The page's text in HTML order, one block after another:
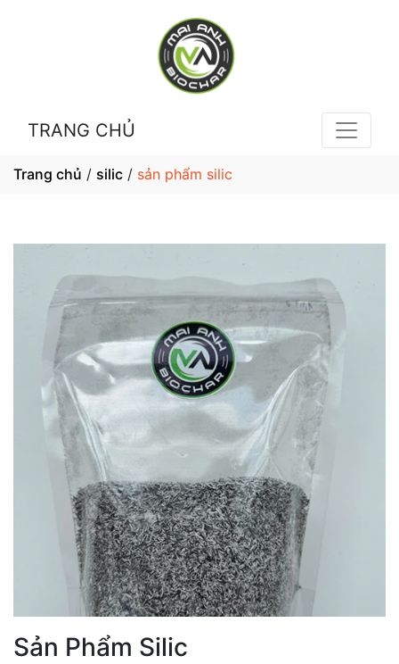
TRANG CHỦ
Trang chủ / silic / sản phẩm silic
Sản Phẩm Silic